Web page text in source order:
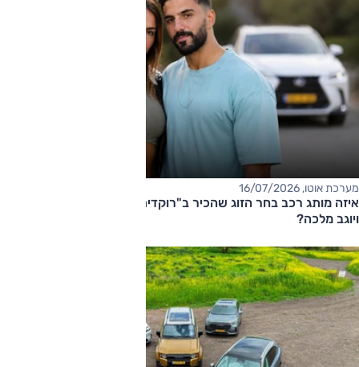
מערכת אוטו, 16/07/2026
איזה מותג רכב בחר הזוג שהכיר ב"רוקדים עם כוכבים", ג'וליה שחר
ויוגב מלכה?